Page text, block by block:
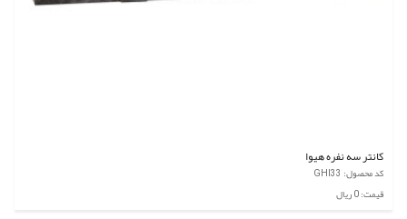
کانتر سه نفره هیوا
کد محصول: GHI33
قیمت: 0 ریال